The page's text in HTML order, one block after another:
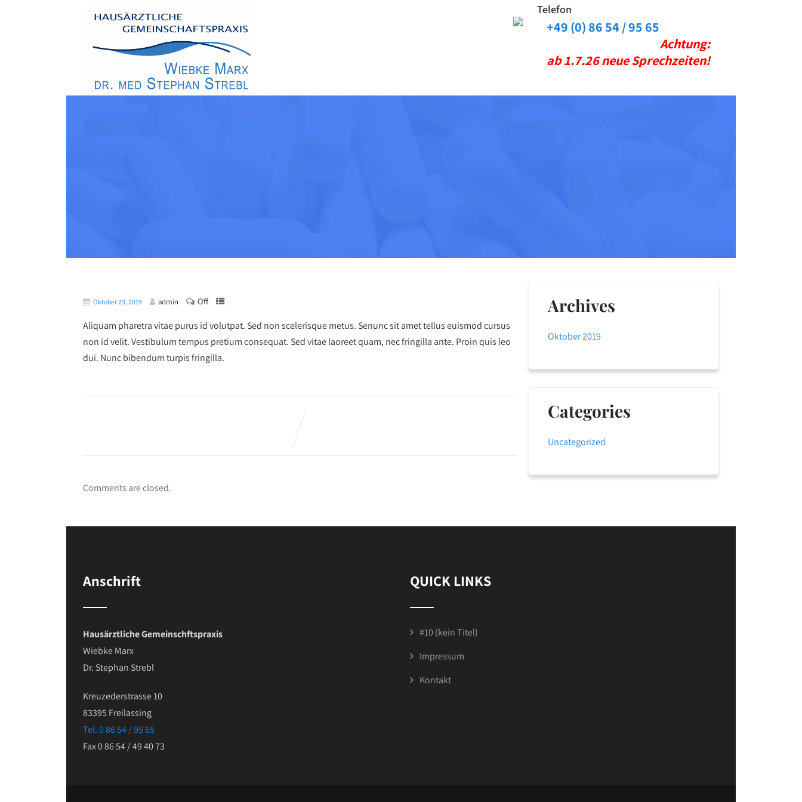
Telefon
+49 (0) 86 54 / 95 65
Achtung:
ab 1.7.26 neue Sprechzeiten!
Oktober 23, 2019 admin Off
Aliquam pharetra vitae purus id volutpat. Sed non scelerisque metus. Senunc sit amet tellus euismod cursus
non id velit. Vestibulum tempus pretium consequat. Sed vitae laoreet quam, nec fringilla ante. Proin quis leo
dui. Nunc bibendum turpis fringilla.
Comments are closed.
Archives
Oktober 2019
Categories
Uncategorized
Anschrift
Hausärztliche Gemeinschftspraxis
Wiebke Marx
Dr. Stephan Strebl
Kreuzederstrasse 10
83395 Freilassing
Tel. 0 86 54 / 95 65
Fax 0 86 54 / 49 40 73
QUICK LINKS
#10 (kein Titel)
Impressum
Kontakt